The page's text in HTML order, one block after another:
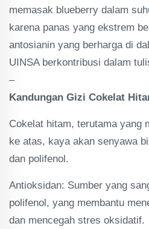
memasak blueberry dalam
karena panas yang ekstrem
antosianin yang berharga di
UINSA berkontribusi dalam
–
Kandungan Gizi Cokelat
Cokelat hitam, terutama yang
ke atas, kaya akan senyawa
dan polifenol.
Antioksidan: Sumber yang
polifenol, yang membantu
dan mencegah stres oksidatif.